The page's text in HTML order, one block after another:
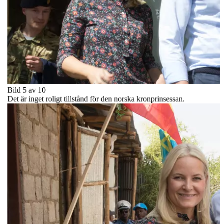
Bild 5 av 10
Det är inget roligt tillstånd för den norska kronprinsessan.